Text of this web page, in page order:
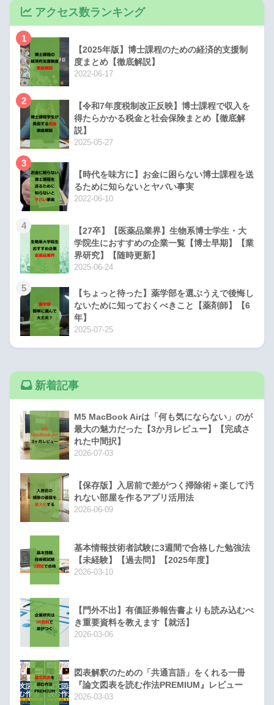
アクセス数ランキング
1
【2025年版】博士課程のための経済的支援制
度まとめ【徹底解説】
2022-06-17
2
【令和7年度税制改正反映】博士課程で収入を
得たらかかる税金と社会保険まとめ【徹底解
説】
2025-05-27
3
【時代を味方に】お金に困らない博士課程を送
るために知らないとヤバい事実
2022-06-10
4
【27卒】【医薬品業界】生物系博士学生・大
学院生におすすめの企業一覧【博士早期】【業
界研究】【随時更新】
2025-06-24
5
【ちょっと待った】薬学部を選ぶうえで後悔し
ないために知っておくべきこと【薬剤師】【6
年】
2025-07-25
新着記事
M5 MacBook Airは「何も気にならない」のが
最大の魅力だった【3か月レビュー】【完成さ
れた中間択】
2026-07-03
【保存版】入居前で差がつく掃除術＋楽して汚
れない部屋を作るアプリ活用法
2026-06-09
基本情報技術者試験に3週間で合格した勉強法
【未経験】【過去問】【2025年度】
2026-03-10
【門外不出】有価証券報告書よりも読み込むべ
き重要資料を教えます【就活】
2026-03-06
図表解釈のための「共通言語」をくれる一冊
『論文図表を読む作法PREMIUM』レビュー
2026-03-03